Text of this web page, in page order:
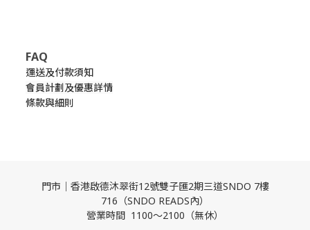
FAQ
運送及付款須知
會員計劃及優惠詳情
條款與細則
門市｜香港啟德沐翠街12號雙子匯2期三道SNDO 7樓
716（SNDO READS內）
營業時間 1100～2100（無休）